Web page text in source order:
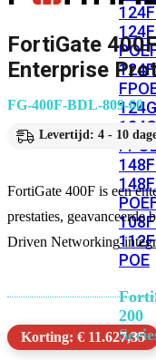
124F
POE
124G
124G-
148F
POE
108F
POE
200
FortiGate
Enterprise
FG-400F-BDL-809-60
Levertijd: 4 - 10
FortiGate 400F is een
prestaties,
Driven Networking-
Korting: € 11.627,35